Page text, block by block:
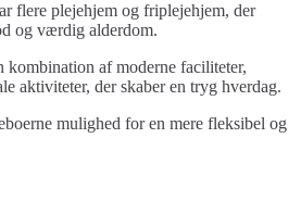
flere plejehjem og friplejehjem, der
og værdig alderdom.
kombination af moderne faciliteter,
aktiviteter, der skaber en tryg hverdag.
mulighed for en mere fleksibel og